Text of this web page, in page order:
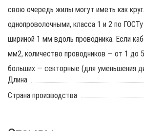
свою очередь жилы могут иметь как
однопроволочными, класса 1 и 2 по
шириной 1 мм вдоль проводника. Если
мм2, количество проводников — от 1 до
больших — секторные (для уменьшения
Длина
Страна производства